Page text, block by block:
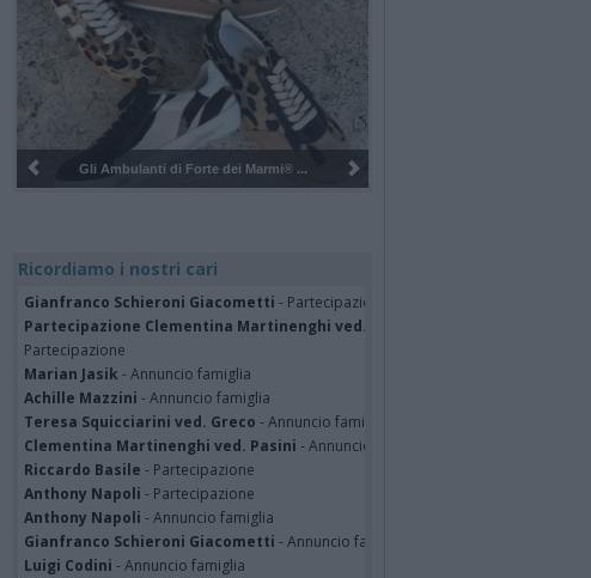
dei Marmi® ... Pulizia del bosco del Rugareto a ...
Ricordiamo i nostri cari
Gianfranco Schieroni Giacometti - Partecipazione
Partecipazione Clementina Martinenghi ved. Pasini Valganna 06/08/2026
Partecipazione
Marian Jasik - Annuncio famiglia
Achille Mazzini - Annuncio famiglia
Teresa Squicciarini ved. Greco - Annuncio famiglia
Clementina Martinenghi ved. Pasini - Annuncio famiglia
Riccardo Basile - Partecipazione
Anthony Napoli - Partecipazione
Anthony Napoli - Annuncio famiglia
Gianfranco Schieroni Giacometti - Annuncio famiglia
Luigi Codini - Annuncio famiglia